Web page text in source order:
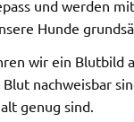
und werden
Hunde
wir ein Blutbild
nachweisbar
genug sind.